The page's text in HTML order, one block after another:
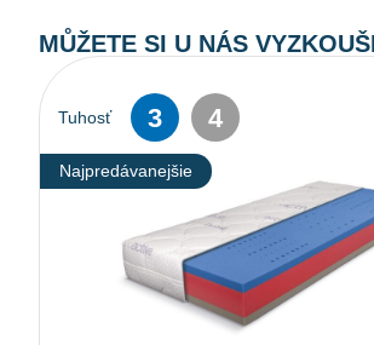
MŮŽETE SI U NÁS
Tuhosť 3 4
Najpredávanejšie